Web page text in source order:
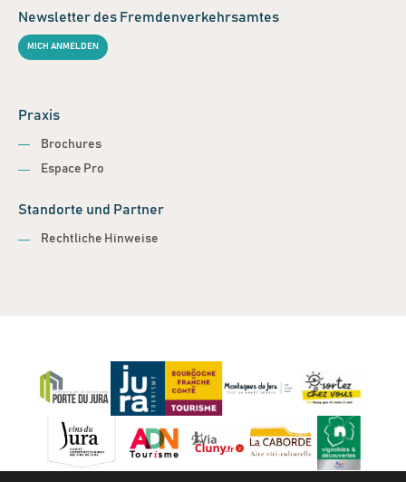
Newsletter des Fremdenverkehrsamtes
MICH ANMELDEN
Praxis
Brochures
Espace Pro
Standorte und Partner
Rechtliche Hinweise